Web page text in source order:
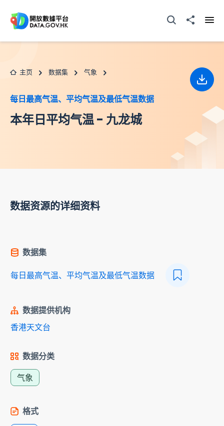
打开搜寻器分享至
主页 数据集 气象
每日最高气温、平均气温及最低气温数据
本年日平均气温 - 九龙城
下载
数据资源的详细资料
数据集
每日最高气温、平均气温及最低气温数据
数据提供机构
香港天文台
数据分类
气象
格式